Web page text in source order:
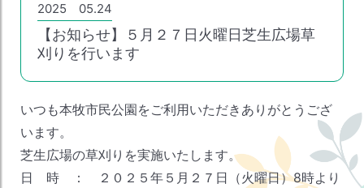
イ
2025 05.24
【お知らせ】５月２７日火曜日芝生広場草
刈りを行います
いつも本牧市民公園をご利用いただきありがとうござ
います。
芝生広場の草刈りを実施いたします。
日 時 ： ２０２５年５月２７日（火曜日）8時より